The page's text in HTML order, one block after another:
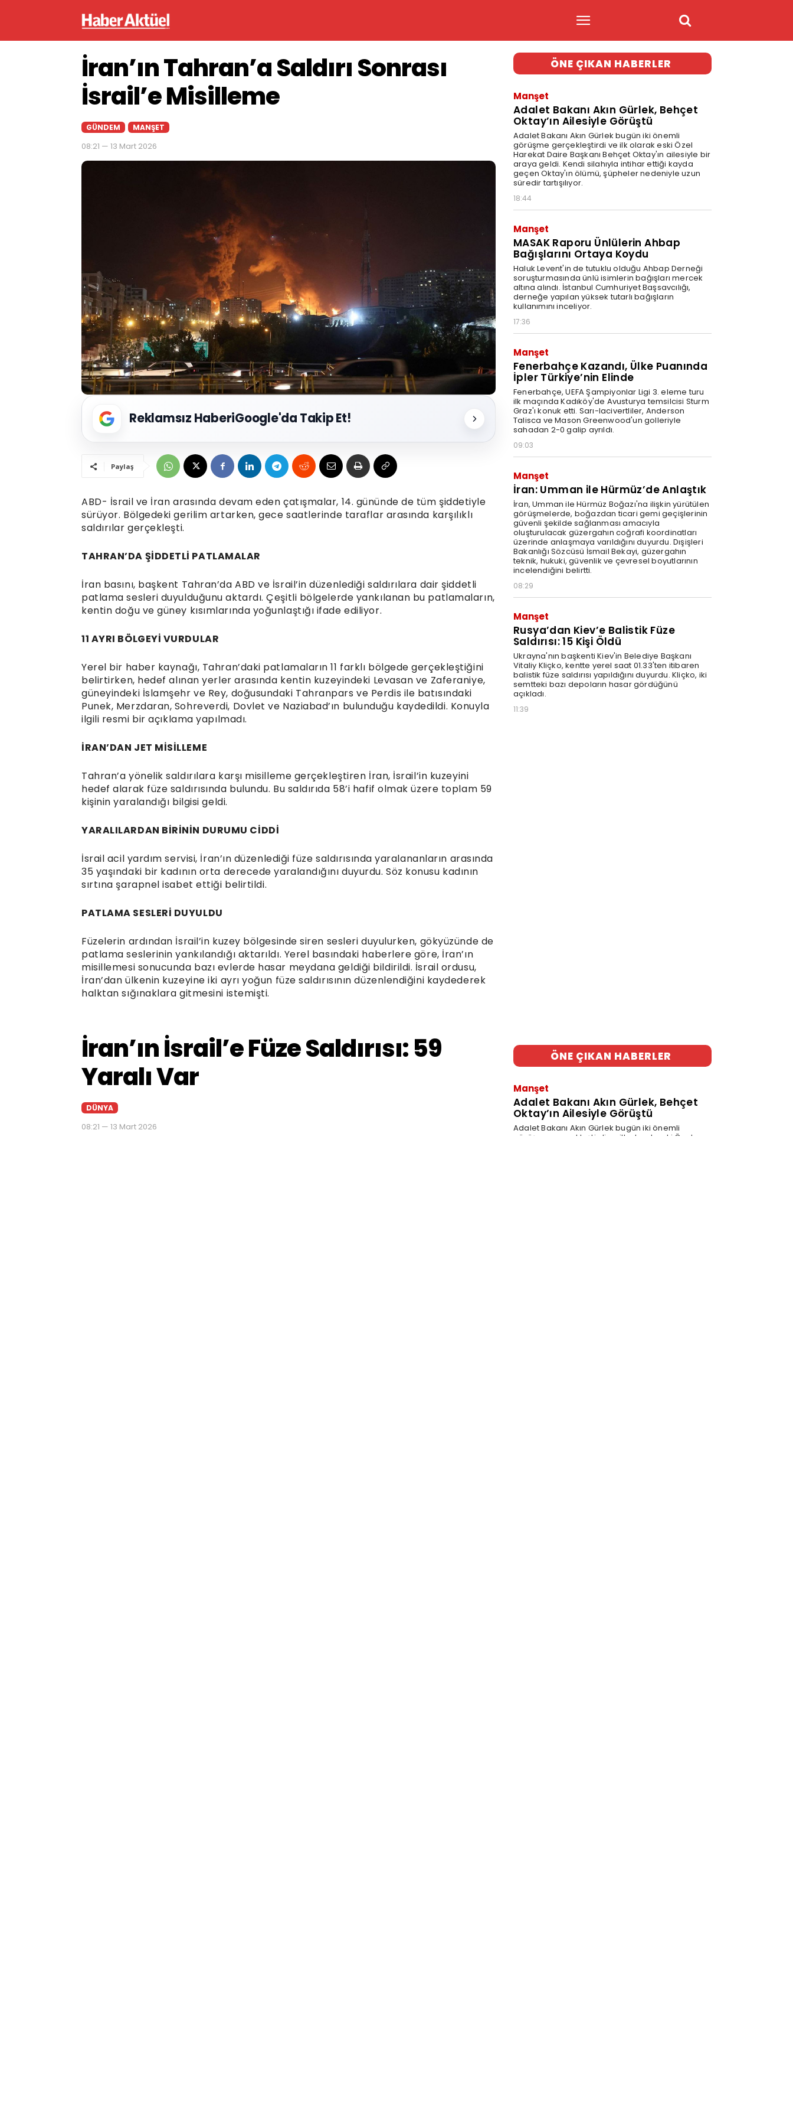
İran’ın Tahran’a Saldırı Sonrası
İsrail’e Misilleme
GÜNDEM MANŞET
08:21 — 13 Mart 2026
Reklamsız HaberiGoogle'da Takip Et!
Paylaş
ABD- İsrail ve İran arasında devam eden çatışmalar, 14. gününde de tüm şiddetiyle
sürüyor. Bölgedeki gerilim artarken, gece saatlerinde taraflar arasında karşılıklı
saldırılar gerçekleşti.
TAHRAN’DA ŞİDDETLİ PATLAMALAR
İran basını, başkent Tahran’da ABD ve İsrail’in düzenlediği saldırılara dair şiddetli
patlama sesleri duyulduğunu aktardı. Çeşitli bölgelerde yankılanan bu patlamaların,
kentin doğu ve güney kısımlarında yoğunlaştığı ifade ediliyor.
11 AYRI BÖLGEYİ VURDULAR
Yerel bir haber kaynağı, Tahran’daki patlamaların 11 farklı bölgede gerçekleştiğini
belirtirken, hedef alınan yerler arasında kentin kuzeyindeki Levasan ve Zaferaniye,
güneyindeki İslamşehr ve Rey, doğusundaki Tahranpars ve Perdis ile batısındaki
Punek, Merzdaran, Sohreverdi, Dovlet ve Naziabad’ın bulunduğu kaydedildi. Konuyla
ilgili resmi bir açıklama yapılmadı.
İRAN’DAN JET MİSİLLEME
Tahran’a yönelik saldırılara karşı misilleme gerçekleştiren İran, İsrail’in kuzeyini
hedef alarak füze saldırısında bulundu. Bu saldırıda 58’i hafif olmak üzere toplam 59
kişinin yaralandığı bilgisi geldi.
YARALILARDAN BİRİNİN DURUMU CİDDİ
İsrail acil yardım servisi, İran’ın düzenlediği füze saldırısında yaralananların arasında
35 yaşındaki bir kadının orta derecede yaralandığını duyurdu. Söz konusu kadının
sırtına şarapnel isabet ettiği belirtildi.
PATLAMA SESLERİ DUYULDU
Füzelerin ardından İsrail’in kuzey bölgesinde siren sesleri duyulurken, gökyüzünde de
patlama seslerinin yankılandığı aktarıldı. Yerel basındaki haberlere göre, İran’ın
misillemesi sonucunda bazı evlerde hasar meydana geldiği bildirildi. İsrail ordusu,
İran’dan ülkenin kuzeyine iki ayrı yoğun füze saldırısının düzenlendiğini kaydederek
halktan sığınaklara gitmesini istemişti.
ÖNE ÇIKAN HABERLER
Manşet
Adalet Bakanı Akın Gürlek, Behçet
Oktay’ın Ailesiyle Görüştü
Adalet Bakanı Akın Gürlek bugün iki önemli
görüşme gerçekleştirdi ve ilk olarak eski Özel
Harekat Daire Başkanı Behçet Oktay'ın ailesiyle bir
araya geldi. Kendi silahıyla intihar ettiği kayda
geçen Oktay'ın ölümü, şüpheler nedeniyle uzun
süredir tartışılıyor.
18:44
Manşet
MASAK Raporu Ünlülerin Ahbap
Bağışlarını Ortaya Koydu
Haluk Levent'in de tutuklu olduğu Ahbap Derneği
soruşturmasında ünlü isimlerin bağışları mercek
altına alındı. İstanbul Cumhuriyet Başsavcılığı,
derneğe yapılan yüksek tutarlı bağışların
kullanımını inceliyor.
17:36
Manşet
Fenerbahçe Kazandı, Ülke Puanında
İpler Türkiye’nin Elinde
Fenerbahçe, UEFA Şampiyonlar Ligi 3. eleme turu
ilk maçında Kadıköy'de Avusturya temsilcisi Sturm
Graz'ı konuk etti. Sarı-lacivertliler, Anderson
Talisca ve Mason Greenwood'un golleriyle
sahadan 2-0 galip ayrıldı.
09:03
Manşet
İran: Umman ile Hürmüz’de Anlaştık
İran, Umman ile Hürmüz Boğazı'na ilişkin yürütülen
görüşmelerde, boğazdan ticari gemi geçişlerinin
güvenli şekilde sağlanması amacıyla
oluşturulacak güzergahın coğrafi koordinatları
üzerinde anlaşmaya varıldığını duyurdu. Dışişleri
Bakanlığı Sözcüsü İsmail Bekayi, güzergahın
teknik, hukuki, güvenlik ve çevresel boyutlarının
incelendiğini belirtti.
08:29
Manşet
Rusya’dan Kiev’e Balistik Füze
Saldırısı: 15 Kişi Öldü
Ukrayna'nın başkenti Kiev'in Belediye Başkanı
Vitaliy Kliçko, kentte yerel saat 01.33'ten itibaren
balistik füze saldırısı yapıldığını duyurdu. Kliçko, iki
semtteki bazı depoların hasar gördüğünü
açıkladı.
11:39